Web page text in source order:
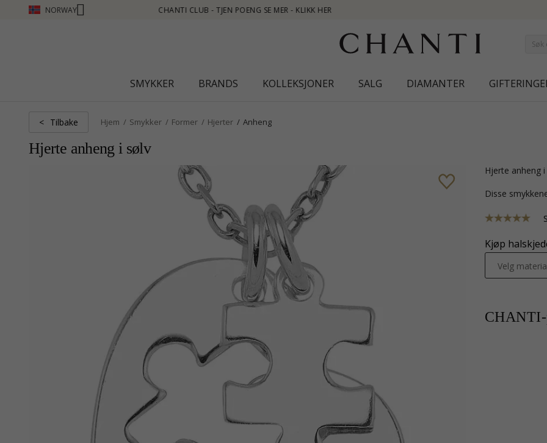
NORWAY
SE MER - KLIKK HER
SMYKKER BRANDS KOLLEKSJONER SALG DIAMANTER
< Tilbake Hjem Smykker Former Hjerter Anheng
Hjerte anheng i sølv
hjerte
Disse
Kjøp
Velg